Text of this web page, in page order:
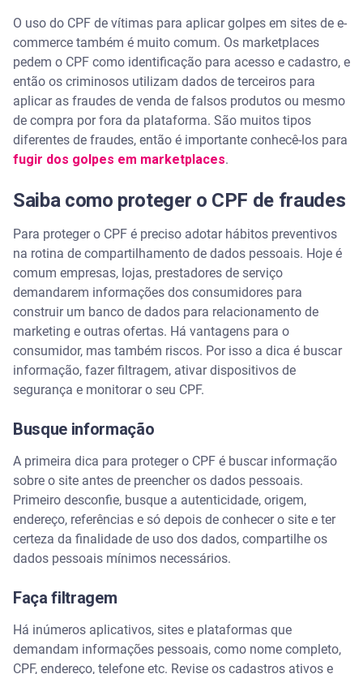
O uso do CPF de vítimas para aplicar golpes em sites de e-
commerce também é muito comum. Os marketplaces
pedem o CPF como identificação para acesso e cadastro, e
então os criminosos utilizam dados de terceiros para
aplicar as fraudes de venda de falsos produtos ou mesmo
de compra por fora da plataforma. São muitos tipos
diferentes de fraudes, então é importante conhecê-los para
fugir dos golpes em marketplaces.
Saiba como proteger o CPF de fraudes
Para proteger o CPF é preciso adotar hábitos preventivos
na rotina de compartilhamento de dados pessoais. Hoje é
comum empresas, lojas, prestadores de serviço
demandarem informações dos consumidores para
construir um banco de dados para relacionamento de
marketing e outras ofertas. Há vantagens para o
consumidor, mas também riscos. Por isso a dica é buscar
informação, fazer filtragem, ativar dispositivos de
segurança e monitorar o seu CPF.
Busque informação
A primeira dica para proteger o CPF é buscar informação
sobre o site antes de preencher os dados pessoais.
Primeiro desconfie, busque a autenticidade, origem,
endereço, referências e só depois de conhecer o site e ter
certeza da finalidade de uso dos dados, compartilhe os
dados pessoais mínimos necessários.
Faça filtragem
Há inúmeros aplicativos, sites e plataformas que
demandam informações pessoais, como nome completo,
CPF, endereço, telefone etc. Revise os cadastros ativos e